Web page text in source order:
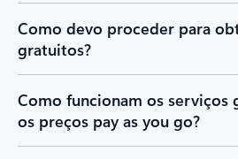
Como devo proceder para
gratuitos?
Como funcionam os serviços
os preços pay as you go?